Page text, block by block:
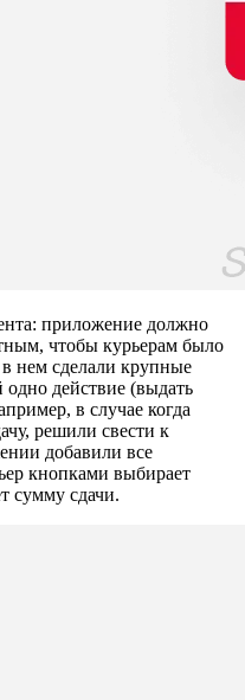
приложение должно
чтобы курьерам было
в нем сделали крупные
одно действие (выдать
в случае когда
решили свести к
добавили все
кнопками выбирает
сумму сдачи.